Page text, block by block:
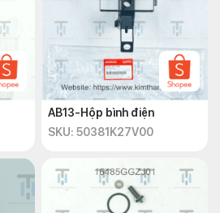
AB13-Hộp bình điện
SKU: 50381K27V00